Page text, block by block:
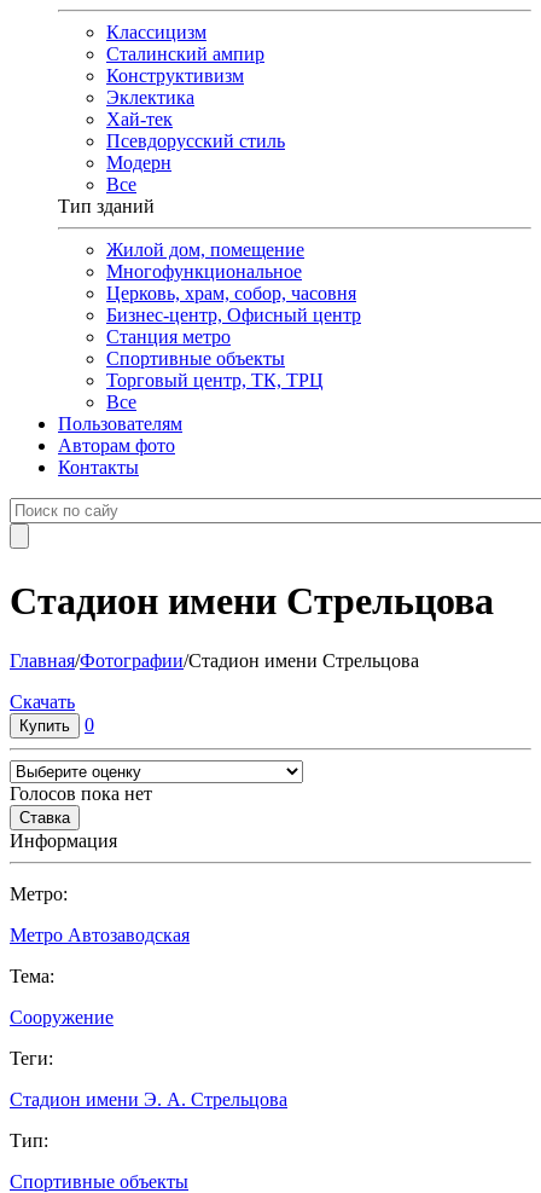
Классицизм
Сталинский ампир
Конструктивизм
Эклектика
Хай-тек
Псевдорусский стиль
Модерн
Все
Тип зданий
Жилой дом, помещение
Многофункциональное
Церковь, храм, собор, часовня
Бизнес-центр, Офисный центр
Станция метро
Спортивные объекты
Торговый центр, ТК, ТРЦ
Все
Пользователям
Авторам фото
Контакты
Стадион имени Стрельцова
Главная/Фотографии/Стадион имени Стрельцова
Cкачать
0
Голосов пока нет
Информация
Метро:
Метро Автозаводская
Тема:
Сооружение
Теги:
Стадион имени Э. А. Стрельцова
Тип:
Спортивные объекты